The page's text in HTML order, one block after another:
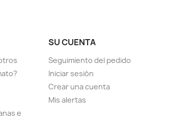
e
SU CUENTA
Seguimiento del pedido
Iniciar sesión
Crear una cuenta
Mis alertas